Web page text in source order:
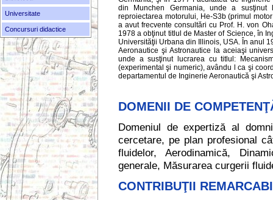
Universitate
Concursuri didactice
din Munchen Germania, unde a susţinut
reproiectarea motorului, He-S3b (primul
a avut frecvente consultări cu Prof. H. von
1978 a obţinut titlul de Master of Science, în
Universităţii Urbana din Illinois, USA. În anul
Aeronautice şi Astronautice la aceiaşi
unde a susţinut lucrarea cu titlul:
(experimental şi numeric), avându l ca şi
departamentul de Inginerie Aeronautică şi
DOMENII DE
Domeniul de expertiză al
cercetare, pe plan profesional
fluidelor, Aerodinamică,
generale, Măsurarea curgerii
CONTRIBUŢII